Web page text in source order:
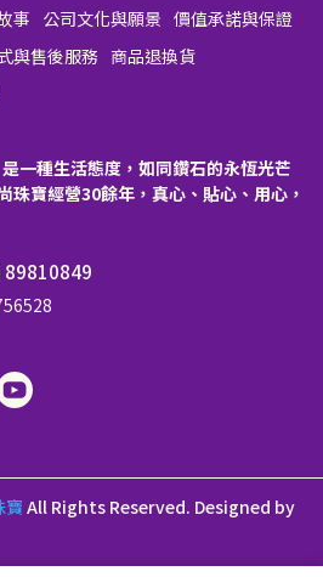
事 公司文化與願景 價值承諾與保證
與售後服務 商品退換貨
一種生活態度，如同鑽石的永恆光芒
珠寶經營30餘年，真心、貼心、用心，
89810849
寶All Rights Reserved. Designed by